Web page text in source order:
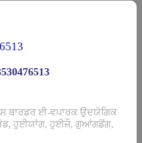
ਬਾਰਡਰ ਈ-ਵਪਾਰਕ ਉਦਯੋਗਿਕ
ਰੋਡ, ਹੁਈਯਾਂਗ, ਹੁਈਜ਼ੌ, ਗੁਆਂਗਡੋਂਗ,